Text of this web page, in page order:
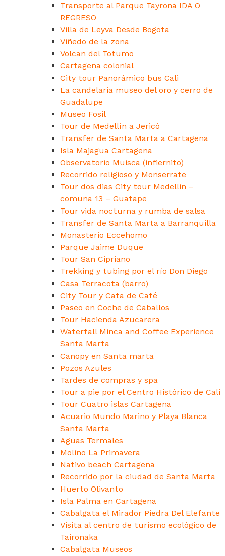
Transporte al Parque Tayrona IDA O
REGRESO
Villa de Leyva Desde Bogota
Viñedo de la zona
Volcan del Totumo
Cartagena colonial
City tour Panorámico bus Cali
La candelaria museo del oro y cerro de
Guadalupe
Museo Fosil
Tour de Medellín a Jericó
Transfer de Santa Marta a Cartagena
Isla Majagua Cartagena
Observatorio Muisca (infiernito)
Recorrido religioso y Monserrate
Tour dos dias City tour Medellin –
comuna 13 – Guatape
Tour vida nocturna y rumba de salsa
Transfer de Santa Marta a Barranquilla
Monasterio Eccehomo
Parque Jaime Duque
Tour San Cipriano
Trekking y tubing por el río Don Diego
Casa Terracota (barro)
City Tour y Cata de Café
Paseo en Coche de Caballos
Tour Hacienda Azucarera
Waterfall Minca and Coffee Experience
Santa Marta
Canopy en Santa marta
Pozos Azules
Tardes de compras y spa
Tour a pie por el Centro Histórico de Cali
Tour Cuatro islas Cartagena
Acuario Mundo Marino y Playa Blanca
Santa Marta
Aguas Termales
Molino La Primavera
Nativo beach Cartagena
Recorrido por la ciudad de Santa Marta
Huerto Olivanto
Isla Palma en Cartagena
Cabalgata el Mirador Piedra Del Elefante
Visita al centro de turismo ecológico de
Taironaka
Cabalgata Museos